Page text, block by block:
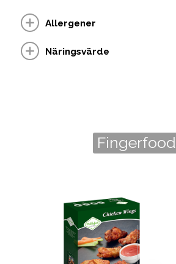
Allergener
Näringsvärde
Fingerfood